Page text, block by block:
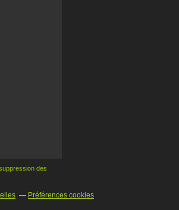
des
Préférences cookies